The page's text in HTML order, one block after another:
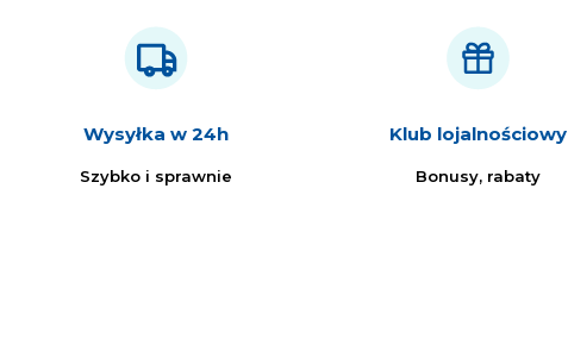
Wysyłka w 24h
Szybko i sprawnie
Klub lojalnościowy
Bonusy, rabaty